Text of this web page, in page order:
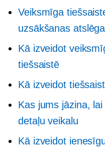
Veiksmīga
uzsākšanas
Kā izveidot
tiešsaistē
Kā izveidot
Kas jums jāzina,
detaļu veikalu
Kā izveidot